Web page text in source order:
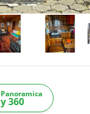
Panoramica
y 360